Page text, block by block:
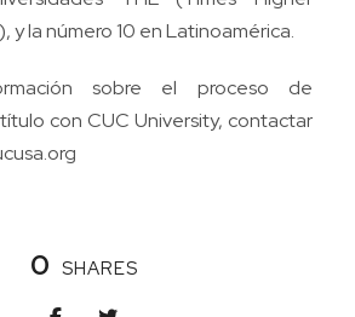
y la número 10 en Latinoamérica.
sobre el proceso de
con CUC University, contactar
0 SHARES